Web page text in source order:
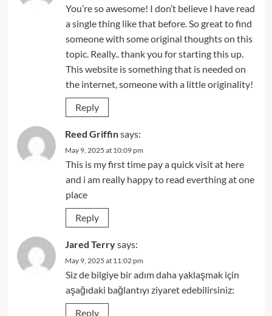
You’re so awesome! I don’t believe I have read
a single thing like that before. So great to find
someone with some original thoughts on this
topic. Really.. thank you for starting this up.
This website is something that is needed on
the internet, someone with a little originality!
Reply
Reed Griffinsays:
May 9, 2025 at 10:09 pm
This is my first time pay a quick visit at here
and i am really happy to read everthing at one
place
Reply
Jared Terrysays:
May 9, 2025 at 11:02 pm
Siz de bilgiye bir adım daha yaklaşmak için
aşağıdaki bağlantıyı ziyaret edebilirsiniz:
Reply